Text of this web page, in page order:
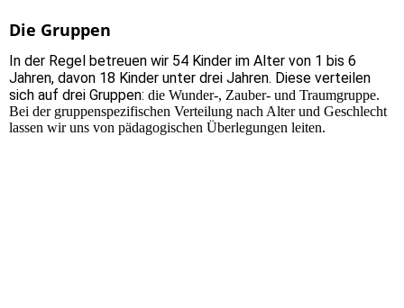
Die Gruppen
In der Regel betreuen wir 54 Kinder im Alter von 1 bis 6
Jahren, davon 18 Kinder unter drei Jahren. Diese verteilen
sich auf drei Gruppen: die Wunder-, Zauber- und Traumgruppe.
Bei der gruppenspezifischen Verteilung nach Alter und Geschlecht
lassen wir uns von pädagogischen Überlegungen leiten.